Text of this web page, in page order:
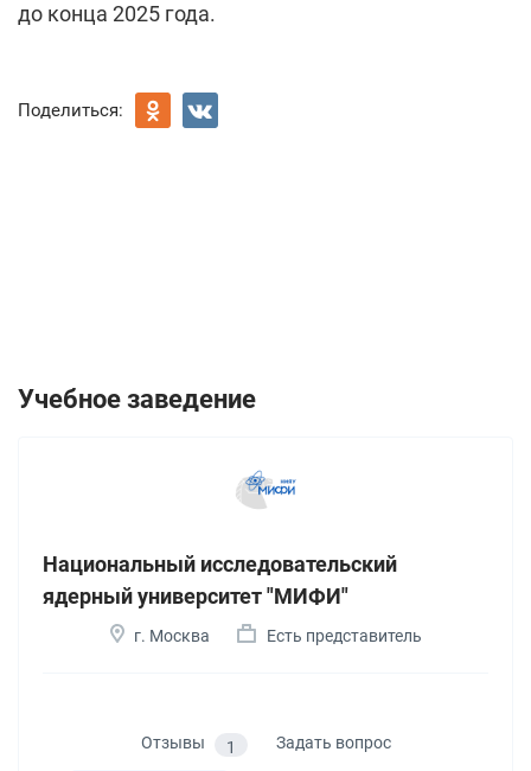
до конца 2025 года.
Поделиться:
Учебное заведение
Национальный исследовательский
ядерный университет "МИФИ"
г. Москва Есть представитель
Отзывы 1 Задать вопрос